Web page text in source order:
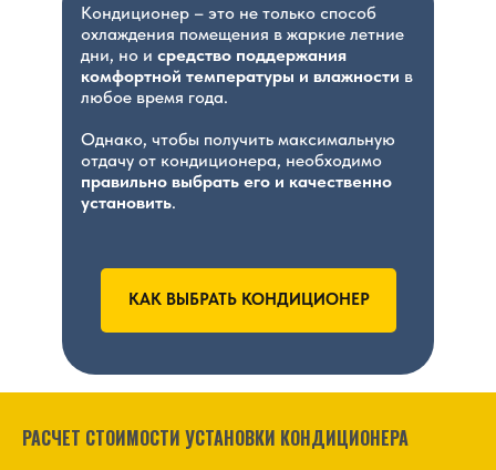
Кондиционер – это не только способ
охлаждения помещения в жаркие летние
дни, но и средство поддержания
комфортной температуры и влажности в
любое время года.
Однако, чтобы получить максимальную
отдачу от кондиционера, необходимо
правильно выбрать его и качественно
установить.
КАК ВЫБРАТЬ КОНДИЦИОНЕР
РАСЧЕТ СТОИМОСТИ УСТАНОВКИ КОНДИЦИОНЕРА